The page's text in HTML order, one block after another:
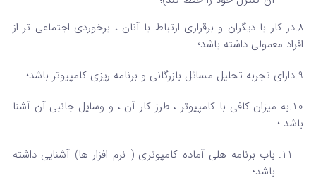
8.در کار با دیگران و برقراری ارتباط با آنان ، برخوردی اجتماعی تر از
افراد معمولی داشته باشد؛
9.دارای تجربه تحلیل مسائل بازرگانی و برنامه ریزی کامپیوتر باشد؛
10.به میزان کافی با کامپیوتر ، طرز کار آن ، و وسایل جانبی آن آشنا
باشد ؛
باب برنامه هلی آماده کامپوتری ( نرم افزار ها) آشنایی داشته
باشد؛